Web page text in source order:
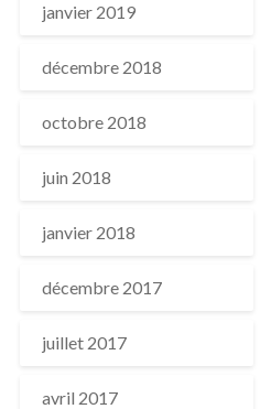
janvier 2019
décembre 2018
octobre 2018
juin 2018
janvier 2018
décembre 2017
juillet 2017
avril 2017